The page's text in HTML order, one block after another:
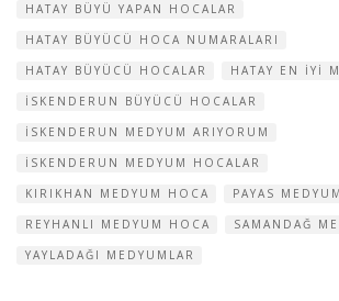
HATAY BÜYÜ YAPAN HOCALAR
HATAY BÜYÜCÜ HOCA NUMARALARI
HATAY BÜYÜCÜ HOCALAR
HATAY EN IYI
ISKENDERUN BÜYÜCÜ HOCALAR
ISKENDERUN MEDYUM ARIYORUM
ISKENDERUN MEDYUM HOCALAR
KIRIKHAN MEDYUM HOCA
PAYAS
REYHANLI MEDYUM HOCA
SAMANDAĞ
YAYLADAĞI MEDYUMLAR